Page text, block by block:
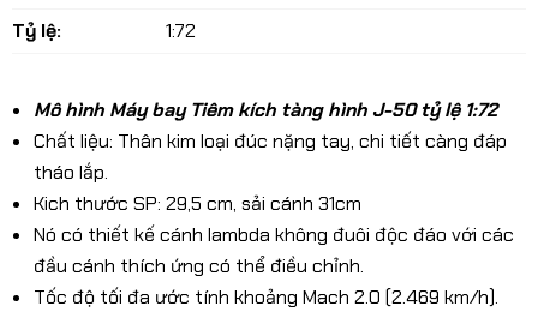
Tỷ lệ:
1:72
Mô hình Máy bay Tiêm kích tàng hình J-50 tỷ lệ 1:72
Chất liệu: Thân kim loại đúc nặng tay, chi tiết càng đáp
tháo lắp.
Kich thước SP: 29,5 cm, sải cánh 31cm
Nó có thiết kế cánh lambda không đuôi độc đáo với các
đầu cánh thích ứng có thể điều chỉnh.
Tốc độ tối đa ước tính khoảng Mach 2.0 (2.469 km/h).